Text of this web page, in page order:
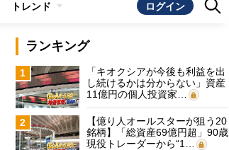
トレンド ログイン
ランキング
1
「キオクシアが今後も利益を出
し続けるかは分からない」資産
11億円の個人投資家…
2
【億り人オールスターが狙う20
銘柄】「総資産69億円超」90歳
現役トレーダーから“1…